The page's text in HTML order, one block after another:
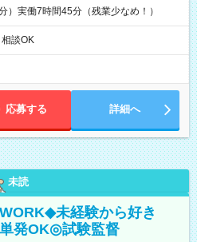
）実働7時間45分（残業少なめ！）
談OK
応募する 詳細へ
未読
未経験から好き
発OK◎試験監督